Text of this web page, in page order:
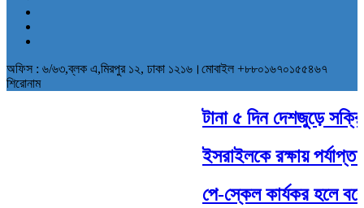
অফিস : ৬/৬৩,ব্লক এ,মিরপুর ১২, ঢাকা ১২১৬।মোবাইল +৮৮০১৬৭০১৫৫৪৬৭
শিরোনাম
টানা ৫ দিন দেশজুড়ে
ইসরাইলকে রক্ষায় পর্যাপ্ত
পে-স্কেল কার্যকর হলে